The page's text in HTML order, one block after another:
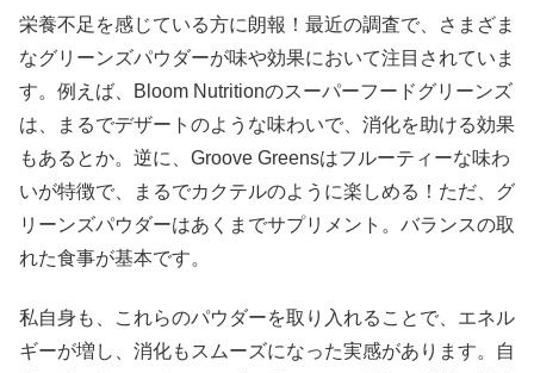
栄養不足を感じている方に朗報！最近の調査で、さまざま
なグリーンズパウダーが味や効果において注目されていま
す。例えば、Bloom Nutritionのスーパーフードグリーンズ
は、まるでデザートのような味わいで、消化を助ける効果
もあるとか。逆に、Groove Greensはフルーティーな味わ
いが特徴で、まるでカクテルのように楽しめる！ただ、グ
リーンズパウダーはあくまでサプリメント。バランスの取
れた食事が基本です。
私自身も、これらのパウダーを取り入れることで、エネル
ギーが増し、消化もスムーズになった実感があります。自